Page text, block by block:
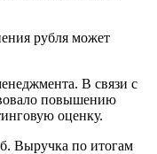
рубля может
В связи с
повышению
оценку.
Выручка по итогам